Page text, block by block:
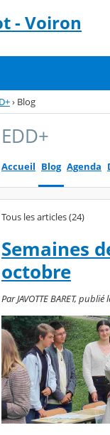
- Voiron
› Blog
EDD+
Accueil Blog Agenda
Tous les articles (24)
Semaines
octobre
Par JAVOTTE BARET,